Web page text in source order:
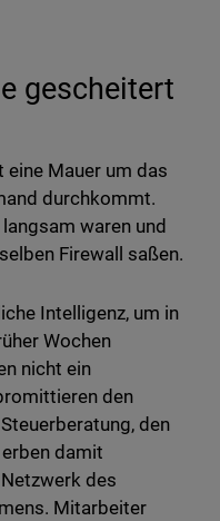
gescheitert
eine Mauer um das
durchkommt.
waren und
Firewall saßen.
Intelligenz, um in
Wochen
nicht ein
den
den
damit
des
Mitarbeiter